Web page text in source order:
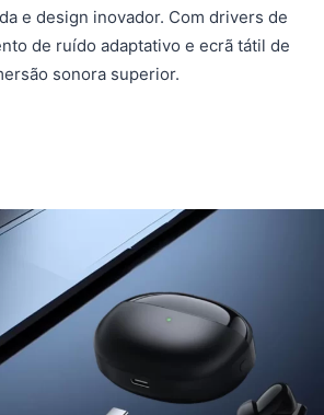
e design inovador. Com drivers de
de ruído adaptativo e ecrã tátil de
sonora superior.